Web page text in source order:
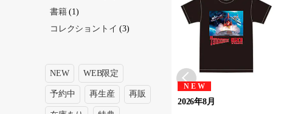
NEW
2026年8月
書籍(1)
コレクショントイ (3)
NEW WEB限定
予約中 再生産 再販